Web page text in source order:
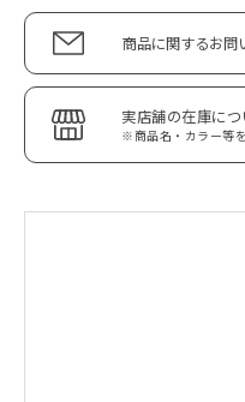
商品に関するお問
実店舗の在庫に
※商品名・カラー等